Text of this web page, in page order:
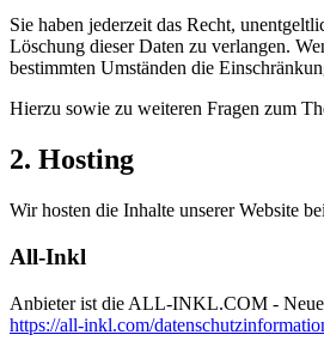
Sie haben jederzeit das Recht,
Löschung dieser Daten zu verlangen.
bestimmten Umständen die
Hierzu sowie zu weiteren Fragen zum
2. Hosting
Wir hosten die Inhalte unserer Website
All-Inkl
Anbieter ist die ALL-INKL.COM - Neue
https://all-inkl.com/